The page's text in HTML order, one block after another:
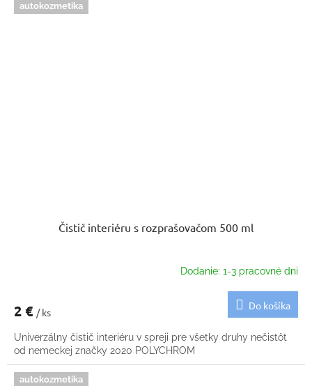
autokozmetika
Čistič interiéru s rozprašovačom 500 ml
Dodanie: 1-3 pracovné dni
2 € / ks
Do košíka
Univerzálny čistič interiéru v spreji pre všetky druhy nečistôt
od nemeckej značky 2020 POLYCHROM
autokozmetika